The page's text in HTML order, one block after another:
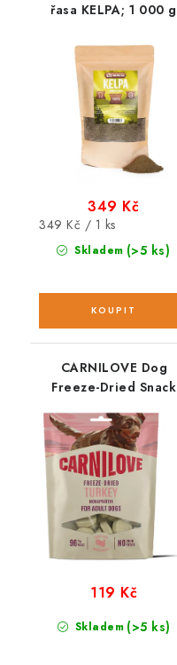
řasa KELPA; 1 000 g
Skladem (>5 ks)
349 Kč
Měrná
cena:
349 Kč / 1 ks
CARNILOVE Dog
Freeze-Dried Snack
Skladem (>5 ks)
119 Kč